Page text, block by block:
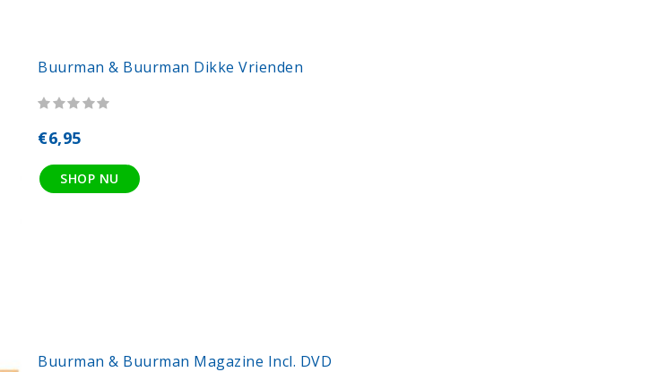
Buurman & Buurman Dikke Vrienden
€6,95
SHOP NU
Buurman & Buurman Magazine Incl. DVD